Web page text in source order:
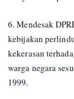
6. Mendesak
kebijakan
kekerasan
warga negara
1999.